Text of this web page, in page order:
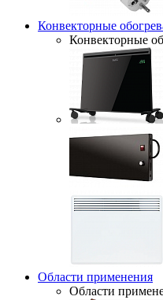
Конвекторные
Конвекторные
Области применения
Области